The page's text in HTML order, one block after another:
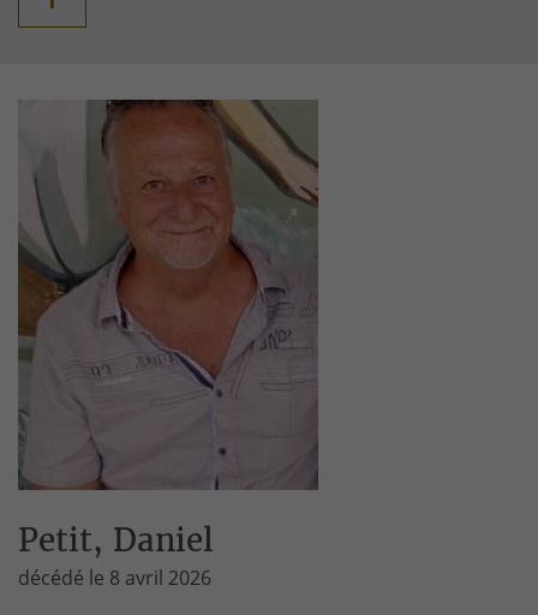
Petit, Daniel
décédé le 8 avril 2026